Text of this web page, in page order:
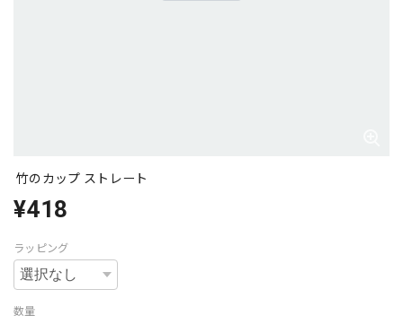
竹のカップ ストレート
¥418
ラッピング
数量